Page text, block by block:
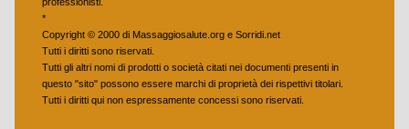
Qi Gong Insegnante
TAI CHI
Tai Chi Presentazioni
*
Copyright © 2000 di Massaggiosalute.org e Sorridi.net
Tutti i diritti sono riservati.
Tutti gli altri nomi di prodotti o società citati nei documenti presenti in
questo "sito" possono essere marchi di proprietà dei rispettivi titolari.
Tutti i diritti qui non espressamente concessi sono riservati.